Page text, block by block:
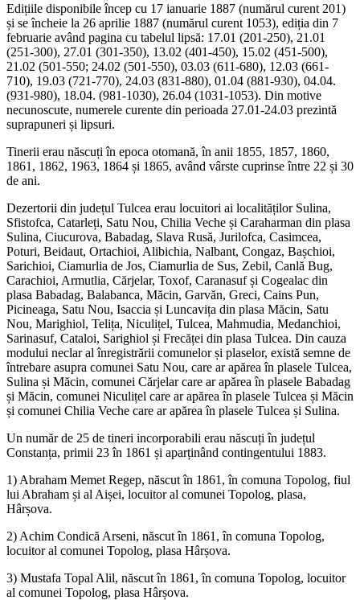
Edițiile disponibile încep cu 17 ianuarie 1887 (numărul curent 201)
și se încheie la 26 aprilie 1887 (numărul curent 1053), ediția din 7
februarie având pagina cu tabelul lipsă: 17.01 (201-250), 21.01
(251-300), 27.01 (301-350), 13.02 (401-450), 15.02 (451-500),
21.02 (501-550; 24.02 (501-550), 03.03 (611-680), 12.03 (661-
710), 19.03 (721-770), 24.03 (831-880), 01.04 (881-930), 04.04.
(931-980), 18.04. (981-1030), 26.04 (1031-1053). Din motive
necunoscute, numerele curente din perioada 27.01-24.03 prezintă
suprapuneri și lipsuri.
Tinerii erau născuți în epoca otomană, în anii 1855, 1857, 1860,
1861, 1862, 1963, 1864 și 1865, având vârste cuprinse între 22 și 30
de ani.
Dezertorii din județul Tulcea erau locuitori ai localităților Sulina,
Sfistofca, Catarleți, Satu Nou, Chilia Veche și Caraharman din plasa
Sulina, Ciucurova, Babadag, Slava Rusă, Jurilofca, Casimcea,
Poturi, Beidaut, Ortachioi, Alibichia, Nalbant, Congaz, Bașchioi,
Sarichioi, Ciamurlia de Jos, Ciamurlia de Sus, Zebil, Canlă Bug,
Carachioi, Armutlia, Cărjelar, Toxof, Caranasuf și Cogealac din
plasa Babadag, Balabanca, Măcin, Garvăn, Greci, Cains Pun,
Picineaga, Satu Nou, Isaccia și Luncavița din plasa Măcin, Satu
Nou, Marighiol, Telița, Niculițel, Tulcea, Mahmudia, Medanchioi,
Sarinasuf, Cataloi, Sarighiol și Frecăței din plasa Tulcea. Din cauza
modului neclar al înregistrării comunelor și plaselor, există semne de
întrebare asupra comunei Satu Nou, care ar apărea în plasele Tulcea,
Sulina și Măcin, comunei Cărjelar care ar apărea în plasele Babadag
și Măcin, comunei Niculițel care ar apărea în plasele Tulcea și Măcin
și comunei Chilia Veche care ar apărea în plasele Tulcea și Sulina.
Un număr de 25 de tineri incorporabili erau născuți în județul
Constanța, primii 23 în 1861 și aparținând contingentului 1883.
1) Abraham Memet Regep, născut în 1861, în comuna Topolog, fiul
lui Abraham și al Aișei, locuitor al comunei Topolog, plasa,
Hârșova.
2) Achim Condică Arseni, născut în 1861, în comuna Topolog,
locuitor al comunei Topolog, plasa Hârșova.
3) Mustafa Topal Alil, născut în 1861, în comuna Topolog, locuitor
al comunei Topolog, plasa Hârșova.